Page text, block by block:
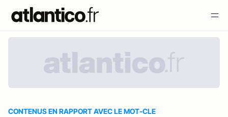
CONTENUS EN RAPPORT AVEC LE MOT-CLE